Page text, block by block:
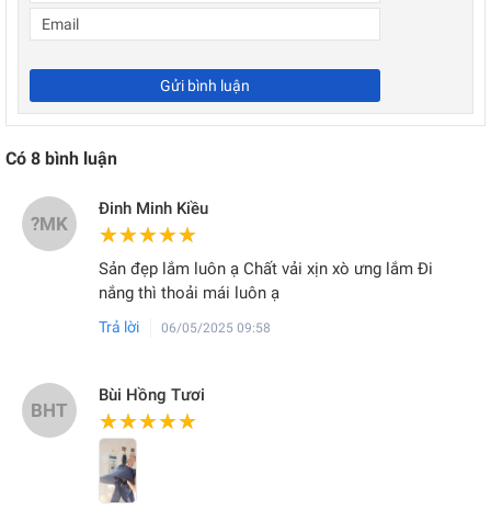
Gửi bình luận
Có 8 bình luận
?MK
Đinh Minh Kiều
★★★★★
★★★★★
Sản đẹp lắm luôn ạ Chất vải xịn xò ưng lắm Đi
nắng thì thoải mái luôn ạ
Trả lời 06/05/2025 09:58
BHT
Bùi Hồng Tươi
★★★★★
★★★★★